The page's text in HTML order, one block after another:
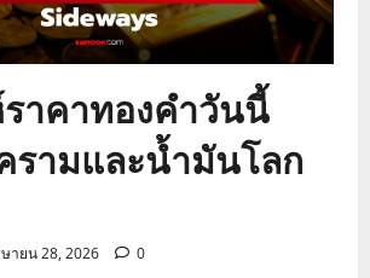
าร์
ราคาทองคำวันนี้
รามและน้ำมันโลก
ษายน 28, 2026 0